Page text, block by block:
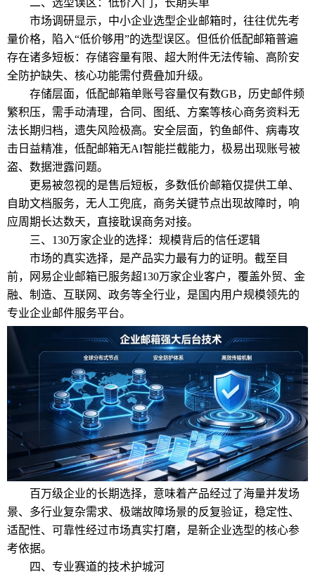
市场调研显示，中小企业选型企业邮箱时，往往优先考
量价格，陷入“低价够用”的选型误区。但低价低配邮箱普遍
存在诸多短板：存储容量有限、超大附件无法传输、高阶安
全防护缺失、核心功能需付费叠加升级。
存储层面，低配邮箱单账号容量仅有数GB，历史邮件频
繁积压，需手动清理，合同、图纸、方案等核心商务资料无
法长期归档，遗失风险极高。安全层面，钓鱼邮件、病毒攻
击日益精准，低配邮箱无AI智能拦截能力，极易出现账号被
盗、数据泄露问题。
更易被忽视的是售后短板，多数低价邮箱仅提供工单、
自助文档服务，无人工兜底，商务关键节点出现故障时，响
应周期长达数天，直接耽误商务对接。
三、130万家企业的选择：规模背后的信任逻辑
市场的真实选择，是产品实力最有力的证明。截至目
前，网易企业邮箱已服务超130万家企业客户，覆盖外贸、金
融、制造、互联网、政务等全行业，是国内用户规模领先的
专业企业邮件服务平台。
百万级企业的长期选择，意味着产品经过了海量并发场
景、多行业复杂需求、极端故障场景的反复验证，稳定性、
适配性、可靠性经过市场真实打磨，是新企业选型的核心参
考依据。
四、专业赛道的技术护城河